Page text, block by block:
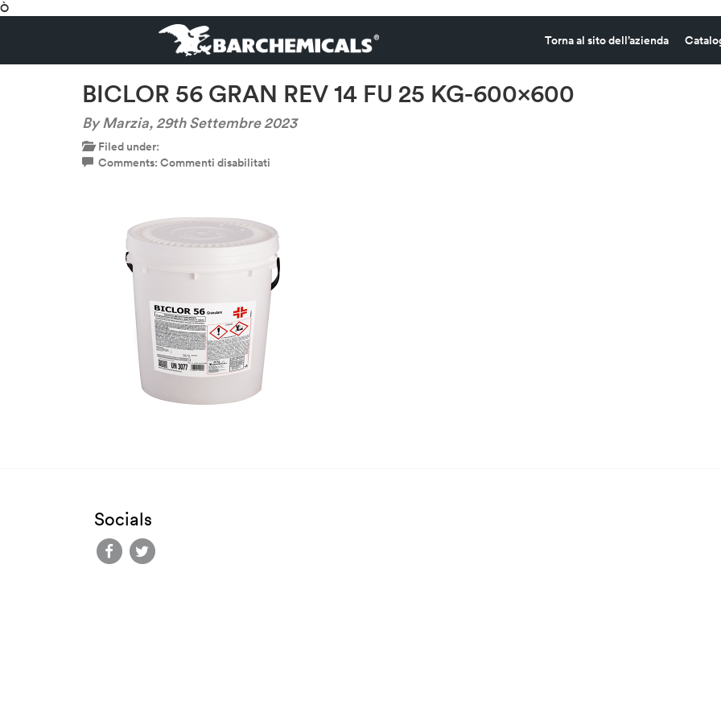
Ò
Torna al sito dell’azienda
BICLOR 56 GRAN REV 14 FU 25 KG-600×600
By Marzia,29th Settembre 2023
Filed under:
Comments: Commenti disabilitati
REV
14
FU
25
KG-
600×600
Socials